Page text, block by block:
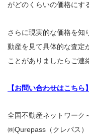
がどのくらいの価格にす
さらに現実的な価格を知
動産を見て具体的な査定
ことがありましたらご連
【お問い合わせはこちら】
全国不動産ネットワーク
㈱Qurepass（クレパス）